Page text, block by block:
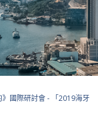
國際研討會 - 「2019海牙